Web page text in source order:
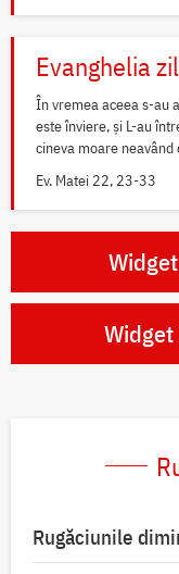
Evanghelia
În vremea aceea s-au
este înviere, și L-au
cineva moare neavând
Ev. Matei 22, 23-33
Rugăciunile